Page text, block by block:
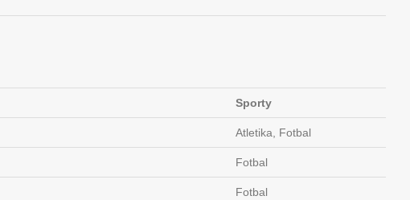
Sporty
Atletika, Fotbal
Fotbal
Fotbal